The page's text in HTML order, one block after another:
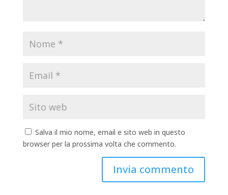
Salva il mio nome, email e sito web in questo
browser per la prossima volta che commento.